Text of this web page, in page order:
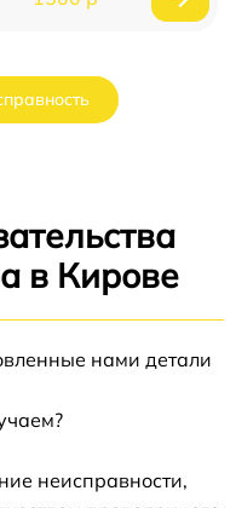
в Кирове
нами детали
неисправности,